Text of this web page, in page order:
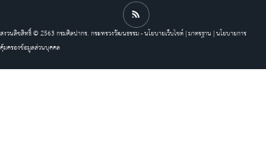
สงวนลิขสิทธิ์ © 2563 กรมศิลปากร. กระทรวงวัฒนธรรม -นโยบายเว็บไซต์|มาตรฐาน |นโยบายการ
คุ้มครองข้อมูลส่วนบุคคล